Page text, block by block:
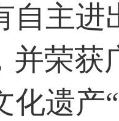
自主进
并荣
化遗产